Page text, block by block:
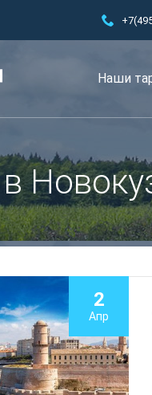
Наши
2
Апр